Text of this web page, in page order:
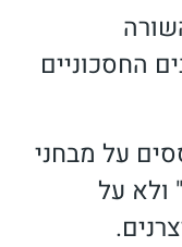
החסכוניים
על מבחני
ולא על